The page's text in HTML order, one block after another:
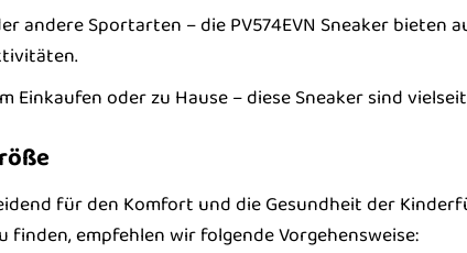
andere Sportarten – die PV574EVN Sneaker bieten
Einkaufen oder zu Hause – diese Sneaker sind
für den Komfort und die Gesundheit der
finden, empfehlen wir folgende Vorgehensweise: